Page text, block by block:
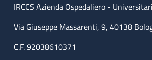
IRCCS Azienda Ospedaliero -
Via Giuseppe Massarenti, 9, 40138
C.F. 92038610371